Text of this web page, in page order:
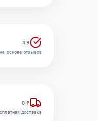
4.9
основе отзывов
0 ₽
доставка